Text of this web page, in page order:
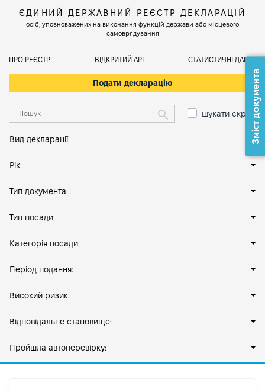
ЄДИНИЙ ДЕРЖАВНИЙ РЕЄСТР ДЕКЛАРАЦІЙ
осіб, уповноважених на виконання функцій держави або місцевого
самоврядування
ПРО РЕЄСТР ВІДКРИТИЙ АРІ СТАТИСТИЧНІ ДАНІ
Подати декларацію
шукати скрізь
Вид декларації:
Рік:
Тип документа:
Тип посади:
Категорія посади:
Період подання:
Високий ризик:
Відповідальне становище:
Пройшла автоперевірку:
Зміст документа